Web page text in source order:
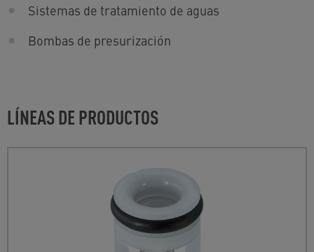
Sistemas de tratamiento de aguas
Bombas de presurización
LÍNEAS DE PRODUCTOS